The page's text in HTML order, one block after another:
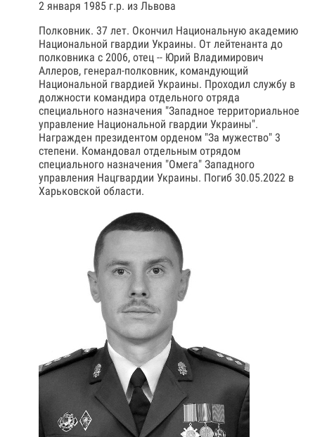
2 января 1985 г.р. из Львова
Полковник. 37 лет. Окончил Национальную академию
Национальной гвардии Украины. От лейтенанта до
полковника с 2006, отец -- Юрий Владимирович
Аллеров, генерал-полковник, командующий
Национальной гвардией Украины. Проходил службу в
должности командира отдельного отряда
специального назначения "Западное территориальное
управление Национальной гвардии Украины".
Награжден президентом орденом "За мужество" 3
степени. Командовал отдельным отрядом
специального назначения "Омега" Западного
управления Нацгвардии Украины. Погиб 30.05.2022 в
Харьковской области.